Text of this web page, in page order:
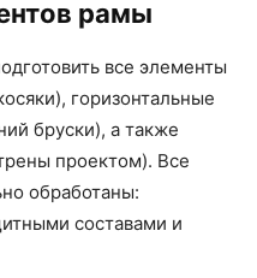
рамы
все элементы
горизонтальные
бруски), а также
проектом). Все
обработаны:
составами и